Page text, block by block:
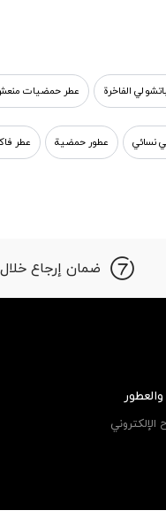
الفاخرة عطر حمضيات
نسائي عطور حمضية عطر
ضمان إرجاع خلال 15 أيام